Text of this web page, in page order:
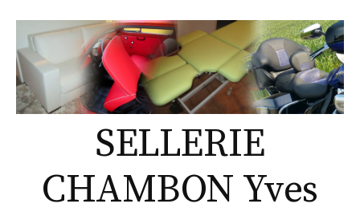
au
contenu
SELLERIE
CHAMBON Yves